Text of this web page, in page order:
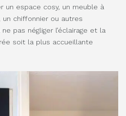
espace cosy, un meuble à
un chiffonnier ou autres
pas négliger l’éclairage et la
soit la plus accueillante